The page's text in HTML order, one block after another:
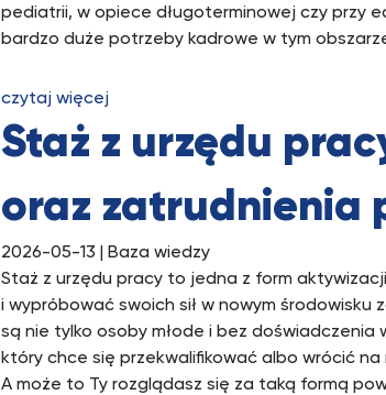
pediatrii, w opiece długoterminowej czy przy
bardzo duże potrzeby kadrowe w tym
czytaj więcej
Staż z urzędu
oraz zatrudnienia
2026-05-13 | Baza wiedzy
Staż z urzędu pracy to jedna z form
i wypróbować swoich sił w nowym
są nie tylko osoby młode i bez
który chce się przekwalifikować albo wrócić
A może to Ty rozglądasz się za taką formą